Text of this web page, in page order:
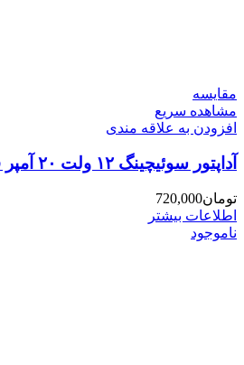
مقایسه
مشاهده سریع
افزودن به علاقه مندی
آداپتور سوئیچینگ ۱۲ ولت ۲۰ آمپر فن دار
تومان720,000
اطلاعات بیشتر
ناموجود